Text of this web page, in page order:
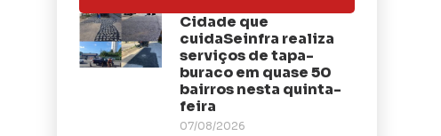
Cidade que
cuidaSeinfra realiza
serviços de tapa-
buraco em quase 50
bairros nesta quinta-
feira
07/08/2026